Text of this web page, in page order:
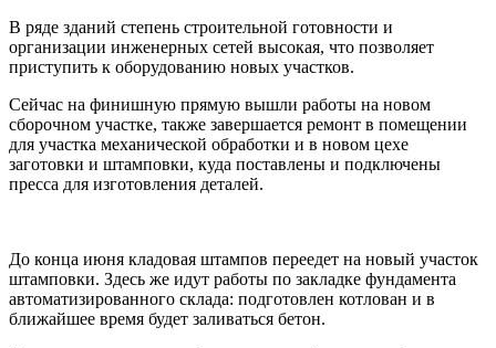
В ряде зданий степень строительной готовности и
организации инженерных сетей высокая, что позволяет
приступить к оборудованию новых участков.
Сейчас на финишную прямую вышли работы на новом
сборочном участке, также завершается ремонт в помещении
для участка механической обработки и в новом цехе
заготовки и штамповки, куда поставлены и подключены
пресса для изготовления деталей.
До конца июня кладовая штампов переедет на новый участок
штамповки. Здесь же идут работы по закладке фундамента
автоматизированного склада: подготовлен котлован и в
ближайшее время будет заливаться бетон.